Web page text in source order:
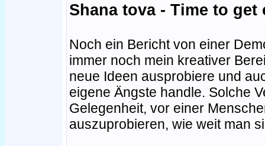
Shana tova - Time to get
Noch ein Bericht von einer
immer noch mein kreativer
neue Ideen ausprobiere und
eigene Ängste handle. Solche
Gelegenheit, vor einer
auszuprobieren, wie weit man